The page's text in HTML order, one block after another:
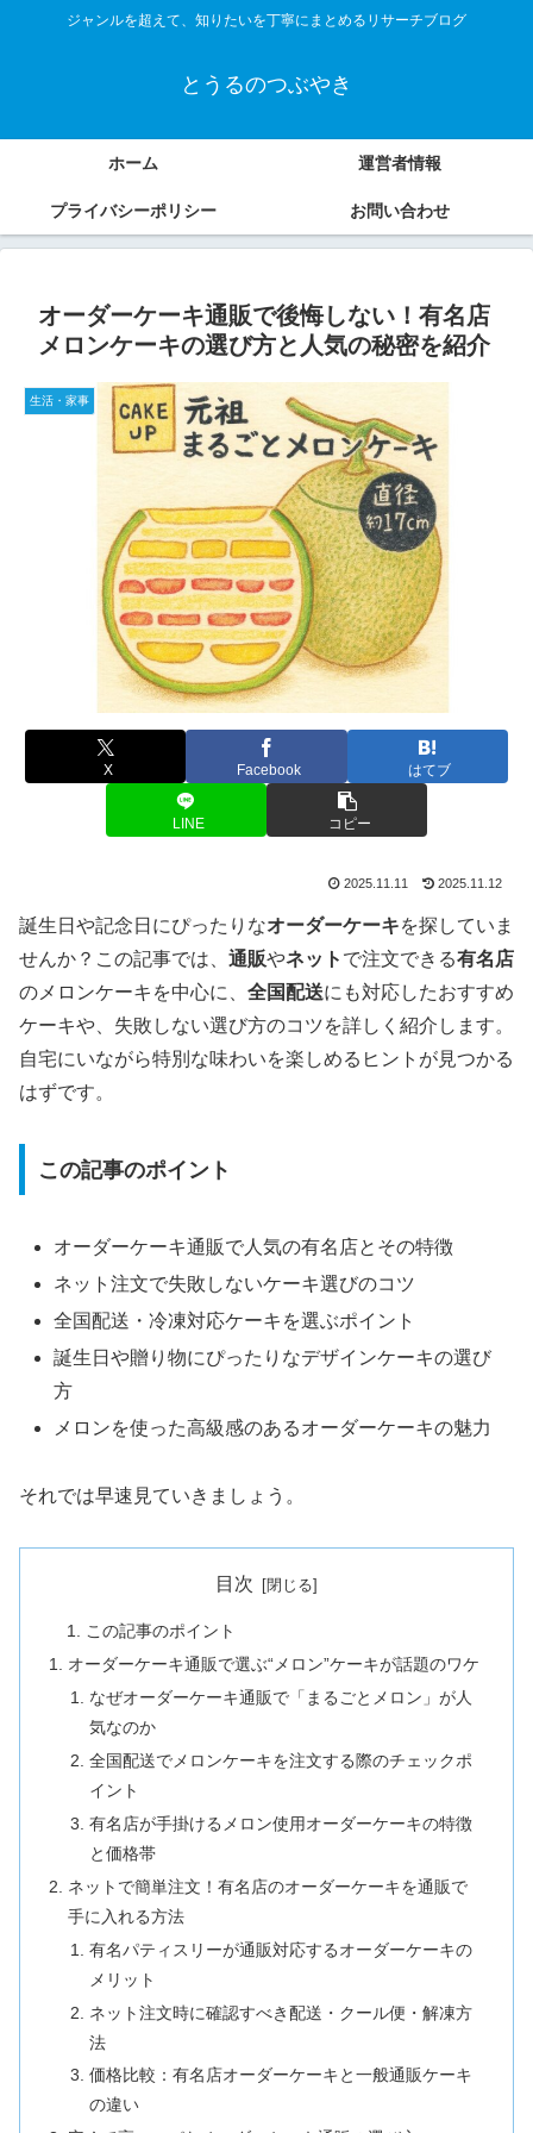
ジャンルを超えて、知りたいを丁寧にまとめるリサーチブログ
とうるのつぶやき
ホーム 運営者情報
プライバシーポリシー お問い合わせ
オーダーケーキ通販で後悔しない！有名店
メロンケーキの選び方と人気の秘密を紹介
生活・家事
X Facebook はてブ
LINE コピー
2025.11.11 2025.11.12
誕生日や記念日にぴったりなオーダーケーキを探していま
せんか？この記事では、 通販やネット で注文できる有名店
のメロンケーキを中心に、 全国配送にも対応したおすすめ
ケーキや、失敗しない選び方のコツを詳しく紹介します。
自宅にいながら特別な味わいを楽しめるヒントが見つかる
はずです。
この記事のポイント
オーダーケーキ通販で人気の有名店とその特徴
ネット注文で失敗しないケーキ選びのコツ
全国配送・冷凍対応ケーキを選ぶポイント
誕生日や贈り物にぴったりなデザインケーキの選び
方
メロンを使った高級感のあるオーダーケーキの魅力
それでは早速見ていきましょう。
目次
この記事のポイント
オーダーケーキ通販で選ぶ“メロン”ケーキが話題のワケ
なぜオーダーケーキ通販で「まるごとメロン」が人
気なのか
全国配送でメロンケーキを注文する際のチェックポ
イント
有名店が手掛けるメロン使用オーダーケーキの特徴
と価格帯
ネットで簡単注文！有名店のオーダーケーキを通販で
手に入れる方法
有名パティスリーが通販対応するオーダーケーキの
メリット
ネット注文時に確認すべき配送・クール便・解凍方
法
価格比較：有名店オーダーケーキと一般通販ケーキ
の違い